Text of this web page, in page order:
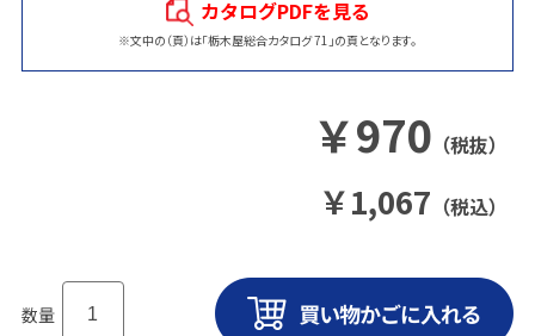
カタログPDFを見る
※文中の（頁）は「栃木屋総合カタログ 71」の頁となります。
￥970 （税抜）
￥1,067 （税込）
数量